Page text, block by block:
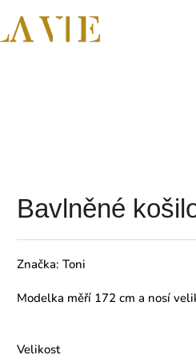
Bavlněné
Značka: Toni
Modelka měří 172 cm a nosí
Velikost